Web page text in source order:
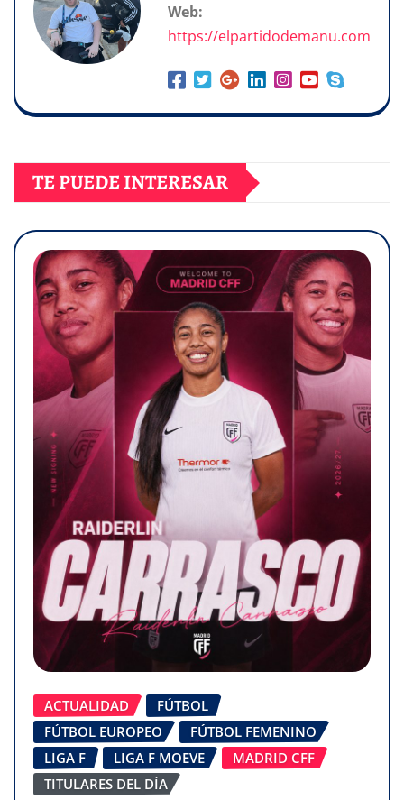
Web:
https://elpartidodemanu.com
TE PUEDE INTERESAR
ACTUALIDAD
FÚTBOL
FÚTBOL EUROPEO
FÚTBOL FEMENINO
LIGA F
LIGA F MOEVE
MADRID CFF
TITULARES DEL DÍA